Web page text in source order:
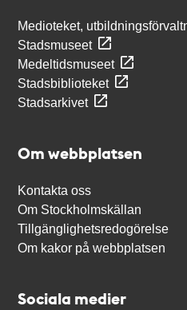
Medioteket,
Stadsmuseet
Medeltidsmuseet
Stadsbiblioteket
Stadsarkivet
Om webbplatsen
Kontakta oss
Om Stockholmskällan
Tillgänglighetsredogörelse
Om kakor på webbplatsen
Sociala medier